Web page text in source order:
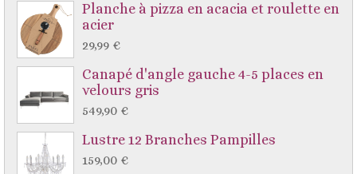
Planche à pizza en acacia et roulette en
acier
29,99 €
Canapé d'angle gauche 4-5 places en
velours gris
549,90 €
Lustre 12 Branches Pampilles
159,00 €